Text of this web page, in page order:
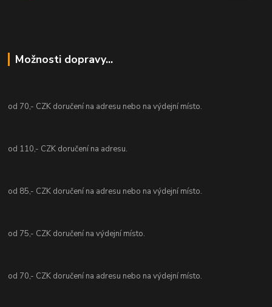
Možnosti dopravy...
od 70,- CZK doručení na adresu nebo na výdejní místo.
od 110,- CZK doručení na adresu.
od 85,- CZK doručení na adresu nebo na výdejní místo.
od 75,- CZK doručení na výdejní místo.
od 70,- CZK doručení na adresu nebo na výdejní místo.